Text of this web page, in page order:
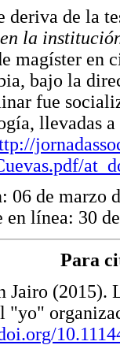
deriva de la
en la
magíster en
bajo la
fue
llevadas
06 de marzo
línea: 30
Para
Jairo (2015).
"yo"